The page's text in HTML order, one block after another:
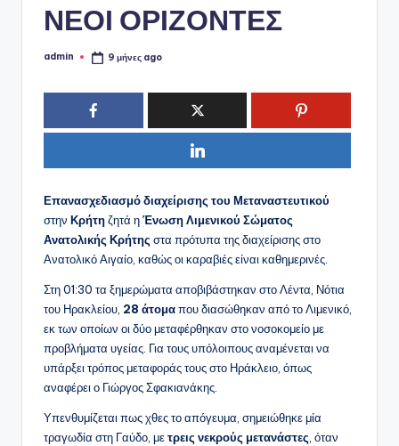
ΝΕΟΙ ΟΡΙΖΟΝΤΕΣ
Συγγραφέας:
admin 9 μήνες ago
Επανασχεδιασμό διαχείρισης του Μεταναστευτικού
στην Κρήτηζητά ηΈνωση Λιμενικού Σώματος
Ανατολικής Κρήτης στα πρότυπα της διαχείρισης στο
Ανατολικό Αιγαίο, καθώς οι καραβιές είναι καθημερινές.
Στη 01:30 τα ξημερώματα αποβιβάστηκαν στο Λέντα, Νότια
του Ηρακλείου, 28 άτομαπου διασώθηκαν από το Λιμενικό,
εκ των οποίων οι δύο μεταφέρθηκαν στο νοσοκομείο με
προβλήματα υγείας. Για τους υπόλοιπους αναμένεται να
υπάρξει τρόπος μεταφοράς τους στο Ηράκλειο, όπως
αναφέρει ο Γιώργος Σφακιανάκης.
Υπενθυμίζεται πως χθες το απόγευμα, σημειώθηκε μία
τραγωδία στη Γαύδο, μετρεις νεκρούς μετανάστες , όταν